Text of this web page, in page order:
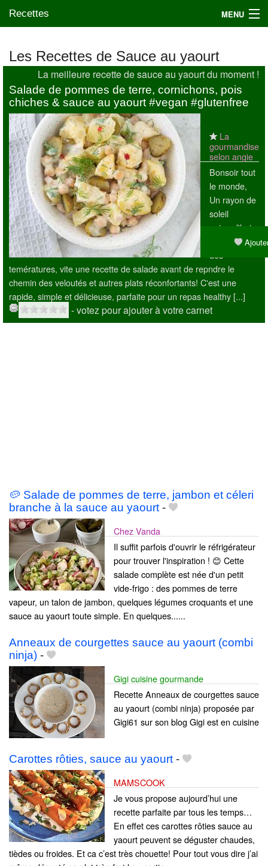
Recettes MENU
Mes blogs préférés
Les Recettes de Sauce au yaourt
La meilleure recette de sauce au yaourt du moment !
Salade de pommes de terre, cornichons, pois
chiches & sauce au yaourt #vegan #glutenfree
La
gourmandise
selon angie
Bonsoir tout
le monde,
Un rayon de
soleil
aujourd'hui,
une hausse
des
temératures, vite une recette de salade avant de repndre le
chemin des veloutés et autres plats réconfortants! C'est une
rapide, simple et délicieuse, parfaite pour un repas healthy [...]
- votez pour ajouter à votre carnet
🥔 Salade de pommes de terre, jambon et céleri
branche à la sauce au yaourt -
Chez Vanda
Il suffit parfois d'ouvrir le réfrigérateur
pour trouver l'inspiration ! 😊 Cette
salade complète est née d'un petit
vide-frigo : des pommes de terre
vapeur, un talon de jambon, quelques légumes croquants et une
sauce au yaourt toute simple. En quelques......
Anneaux de courgettes sauce au yaourt (combi
ninja) -
Gigi cuisine gourmande
Recette Anneaux de courgettes sauce
au yaourt (combi ninja) proposée par
Gigi61 sur son blog Gigi est en cuisine
Carottes rôties, sauce au yaourt -
MAMSCOOK
Je vous propose aujourd’hui une
recette parfaite par tous les temps…
En effet ces carottes rôties sauce au
yaourt peuvent se déguster chaudes,
tièdes ou froides. Et ca c’est très chouette! Pour tout vous dire j’ai